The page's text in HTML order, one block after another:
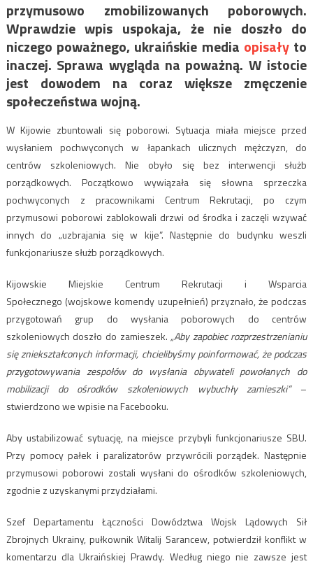
przymusowo zmobilizowanych poborowych.
Wprawdzie wpis uspokaja, że nie doszło do
niczego poważnego, ukraińskie media opisałyto
inaczej. Sprawa wygląda na poważną. W istocie
jest dowodem na coraz większe zmęczenie
społeczeństwa wojną.
W Kijowie zbuntowali się poborowi. Sytuacja miała miejsce przed
wysłaniem pochwyconych w łapankach ulicznych mężczyzn, do
centrów szkoleniowych. Nie obyło się bez interwencji służb
porządkowych. Początkowo wywiązała się słowna sprzeczka
pochwyconych z pracownikami Centrum Rekrutacji, po czym
przymusowi poborowi zablokowali drzwi od środka i zaczęli wzywać
innych do „uzbrajania się w kije”. Następnie do budynku weszli
funkcjonariusze służb porządkowych.
Kijowskie Miejskie Centrum Rekrutacji i Wsparcia
Społecznego (wojskowe komendy uzupełnień) przyznało, że podczas
przygotowań grup do wysłania poborowych do centrów
szkoleniowych doszło do zamieszek. „Aby zapobiec rozprzestrzenianiu
się zniekształconych informacji, chcielibyśmy poinformować, że podczas
przygotowywania zespołów do wysłania obywateli powołanych do
mobilizacji do ośrodków szkoleniowych wybuchły zamieszki”–
stwierdzono we wpisie na Facebooku.
Aby ustabilizować sytuację, na miejsce przybyli funkcjonariusze SBU.
Przy pomocy pałek i paralizatorów przywrócili porządek. Następnie
przymusowi poborowi zostali wysłani do ośrodków szkoleniowych,
zgodnie z uzyskanymi przydziałami.
Szef Departamentu Łączności Dowództwa Wojsk Lądowych Sił
Zbrojnych Ukrainy, pułkownik Witalij Sarancew, potwierdził konflikt w
komentarzu dla Ukraińskiej Prawdy. Według niego nie zawsze jest